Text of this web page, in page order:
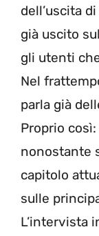
dell’uscita di
già uscito
gli utenti
Nel
parla già
Proprio così:
nonostante
capitolo
sulle
L’intervista